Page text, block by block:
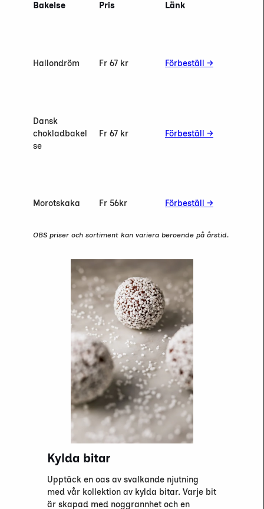
Bakelse Pris Länk
Hallondröm Fr 67 kr Förbeställ →
Dansk
chokladbakel
se
Fr 67 kr Förbeställ →
Morotskaka Fr 56kr Förbeställ →
OBS priser och sortiment kan variera beroende på årstid.
Kylda bitar
Upptäck en oas av svalkande njutning
med vår kollektion av kylda bitar. Varje bit
är skapad med noggrannhet och en